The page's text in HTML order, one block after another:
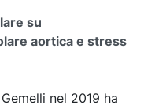
su
aortica e stress
nel 2019 ha